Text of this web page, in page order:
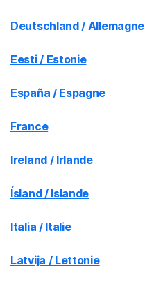
Deutschland / Allemagne
Eesti / Estonie
España / Espagne
France
Ireland / Irlande
Ísland / Islande
Italia / Italie
Latvija / Lettonie